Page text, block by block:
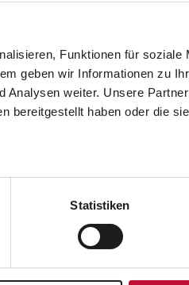
Funktionen für soziale
geben wir Informationen zu
weiter. Unsere
bereitgestellt haben oder die
Statistiken
up-Artists
Make-up-Ton
beim letzten
Hair- und Make-up-
in
können. Im
das richtige
gebuchten Models